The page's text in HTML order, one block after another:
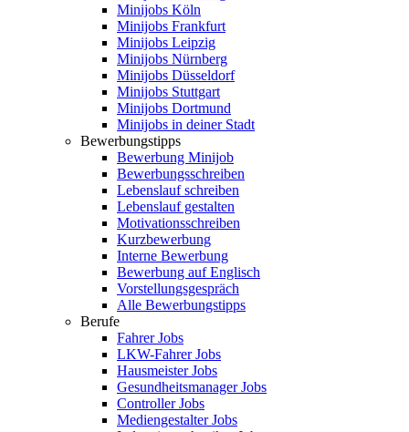
Minijobs Köln
Minijobs Frankfurt
Minijobs Leipzig
Minijobs Nürnberg
Minijobs Düsseldorf
Minijobs Stuttgart
Minijobs Dortmund
Minijobs in deiner Stadt
Bewerbungstipps
Bewerbung Minijob
Bewerbungsschreiben
Lebenslauf schreiben
Lebenslauf gestalten
Motivationsschreiben
Kurzbewerbung
Interne Bewerbung
Bewerbung auf Englisch
Vorstellungsgespräch
Alle Bewerbungstipps
Berufe
Fahrer Jobs
LKW-Fahrer Jobs
Hausmeister Jobs
Gesundheitsmanager Jobs
Controller Jobs
Mediengestalter Jobs